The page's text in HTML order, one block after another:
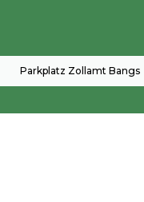
Parkplatz Zollamt Bangs